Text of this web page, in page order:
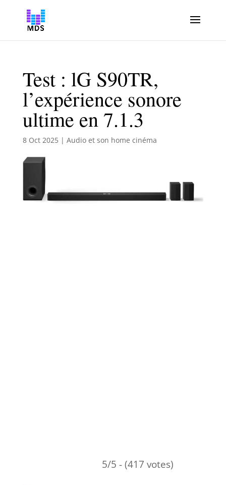
Test : lG S90TR,
l’expérience sonore
ultime en 7.1.3
8 Oct 2025| Audio et son home cinéma
5/5 - (417 votes)